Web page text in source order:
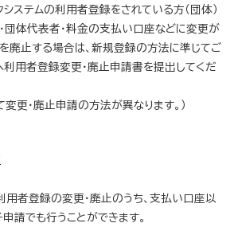
システムの利用者登録をされている方（団体）
・団体代表者・料金の支払い口座などに変更が
廃止する場合は、新規登録の方法に準じてご
用者登録変更・廃止申請書を提出してくだ
変更・廃止申請の方法が異なります。）
用者登録の変更・廃止のうち、支払い口座以
請でも行うことができます。